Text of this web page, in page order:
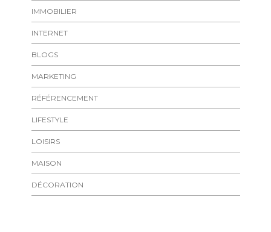
IMMOBILIER
INTERNET
BLOGS
MARKETING
RÉFÉRENCEMENT
LIFESTYLE
LOISIRS
MAISON
DÉCORATION